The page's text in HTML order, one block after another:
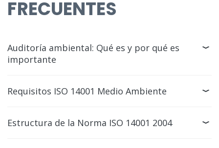
FRECUENTES
Auditoría ambiental: Qué es y por qué es
importante
Requisitos ISO 14001 Medio Ambiente
Estructura de la Norma ISO 14001 2004